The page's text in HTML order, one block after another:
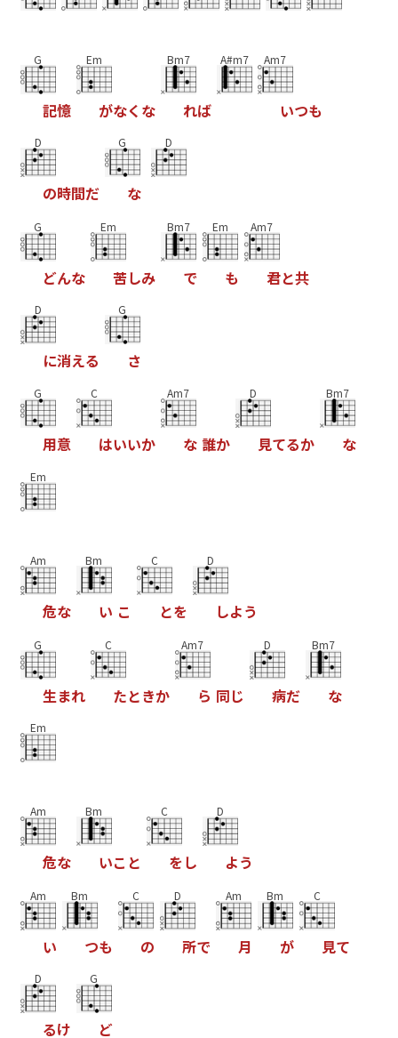
G
記憶
Em
がなく な
Bm7
れば
A#m7 Am7
いつも
D
の時間だ
G
な
D
G
どんな
Em
苦しみ
Bm7
で
Em
も
Am7
君と共
D
に消える
G
さ
G
用意
C
はいいか
Am7
な 誰か
D
見てるか
Bm7
な
Em
Am
危な
Bm
い こ
C
とを
D
しよう
G
生まれ
C
たときか
Am7
ら 同じ
D
病だ
Bm7
な
Em
Am
危な
Bm
いこ と
C
をし
D
よう
Am
い
Bm
つも
C
の
D
所で
Am
月
Bm
が
C
見て
D
るけ
G
ど